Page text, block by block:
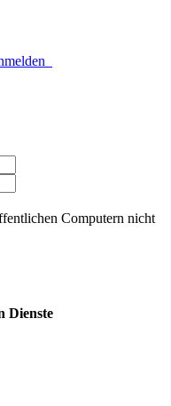
Computern nicht
Dienste